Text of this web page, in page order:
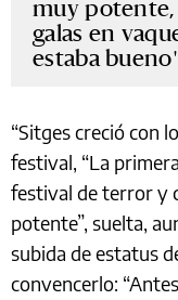
muy potente,
galas en
estaba bueno
“Sitges creció con
festival, “La
festival de terror y
potente”, suelta,
subida de estatus
convencerlo: